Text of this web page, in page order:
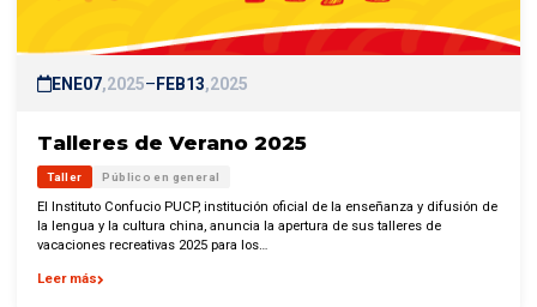
ENE07 2025–FEB13 2025
Talleres de Verano 2025
Taller Público en general
El Instituto Confucio PUCP, institución oficial de la enseñanza y difusión de
la lengua y la cultura china, anuncia la apertura de sus talleres de
vacaciones recreativas 2025 para los…
Leer más